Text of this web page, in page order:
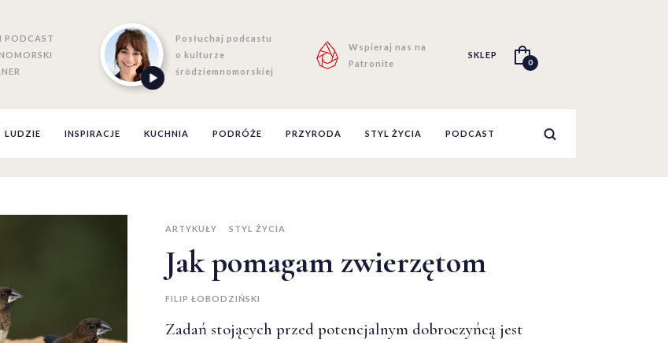
PODCAST
Posłuchaj podcastu
o kulturze
śródziemnomorskiej
Wspieraj nas na
Patronite
SKLEP
0
LUDZIE INSPIRACJE KUCHNIA PODRÓŻE PRZYRODA STYL ŻYCIA PODCAST
ARTYKUŁY STYL ŻYCIA
Jak pomagam zwierzętom
FILIP ŁOBODZIŃSKI
Zadań stojących przed potencjalnym dobroczyńcą jest